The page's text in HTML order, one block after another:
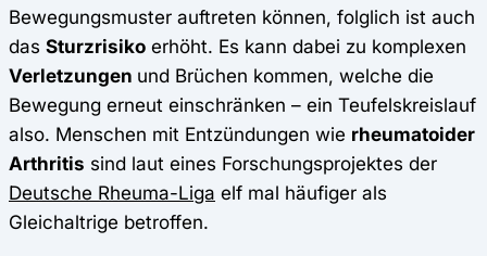
Bewegungsmuster auftreten können, folglich ist auch
das Sturzrisiko erhöht. Es kann dabei zu komplexen
Verletzungen und Brüchen kommen, welche die
Bewegung erneut einschränken – ein Teufelskreislauf
also. Menschen mit Entzündungen wie rheumatoider
Arthritis sind laut eines Forschungsprojektes der
Deutsche Rheuma-Liga elf mal häufiger als
Gleichaltrige betroffen.